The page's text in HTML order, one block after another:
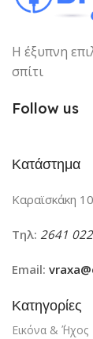
Η έξυπνη
σπίτι
Follow us
Κατάστημα
Καραϊσκάκη
Τηλ: 2641
Email:
Κατηγορίες
Εικόνα & ΄Ήχος